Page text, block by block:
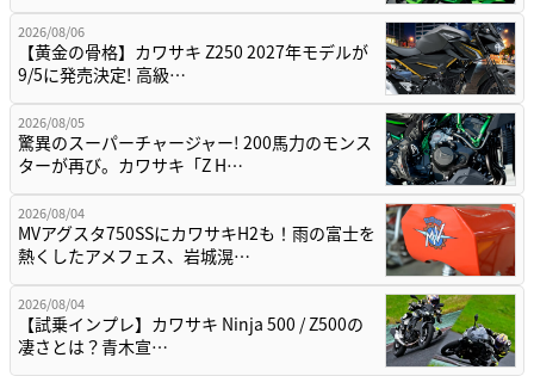
2026/08/06
【黄金の骨格】カワサキ Z250 2027年モデルが
9/5に発売決定! 高級…
2026/08/05
驚異のスーパーチャージャー! 200馬力のモンス
ターが再び。カワサキ「Z H…
2026/08/04
MVアグスタ750SSにカワサキH2も！雨の富士を
熱くしたアメフェス、岩城滉…
2026/08/04
【試乗インプレ】カワサキ Ninja 500 / Z500の
凄さとは？青木宣…